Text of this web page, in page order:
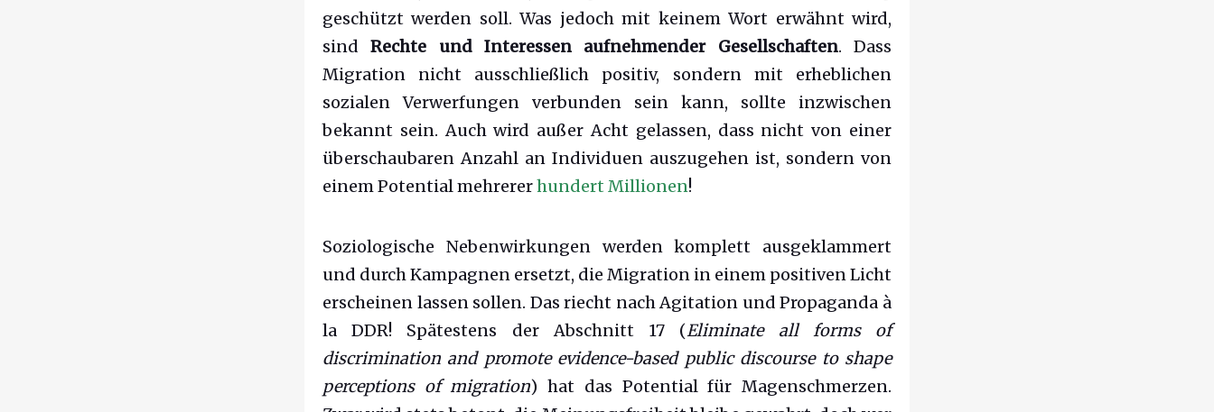
geschützt werden soll. Was jedoch mit keinem Wort erwähnt wird,
sind Rechte und Interessen aufnehmender Gesellschaften. Dass
Migration nicht ausschließlich positiv, sondern mit erheblichen
sozialen Verwerfungen verbunden sein kann, sollte inzwischen
bekannt sein. Auch wird außer Acht gelassen, dass nicht von einer
überschaubaren Anzahl an Individuen auszugehen ist, sondern von
einem Potential mehrererhundert Millionen!
Soziologische Nebenwirkungen werden komplett ausgeklammert
und durch Kampagnen ersetzt, die Migration in einem positiven Licht
erscheinen lassen sollen. Das riecht nach Agitation und Propaganda à
la DDR! Spätestens der Abschnitt 17 (Eliminate all forms of
discrimination and promote evidence-based public discourse to shape
perceptions of migration) hat das Potential für Magenschmerzen.